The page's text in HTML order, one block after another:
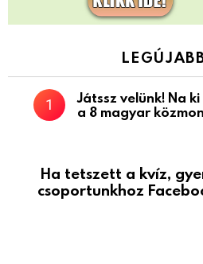
Játssz velünk! Na
a 8 magyar
Ha tetszett a kvíz,
csoportunkhoz